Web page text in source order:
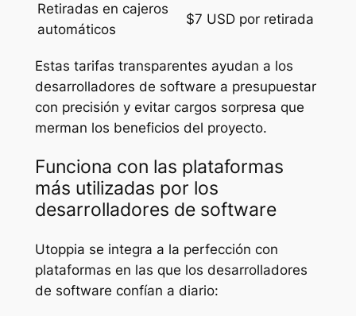
Retiradas en cajeros
automáticos
$7 USD por retirada
Estas tarifas transparentes ayudan a los
desarrolladores de software a presupuestar
con precisión y evitar cargos sorpresa que
merman los beneficios del proyecto.
Funciona con las plataformas
más utilizadas por los
desarrolladores de software
Utoppia se integra a la perfección con
plataformas en las que los desarrolladores
de software confían a diario: